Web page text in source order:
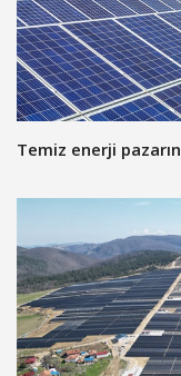
Temiz enerji